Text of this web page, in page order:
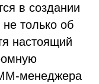
в создании
только об
настоящий
менеджера